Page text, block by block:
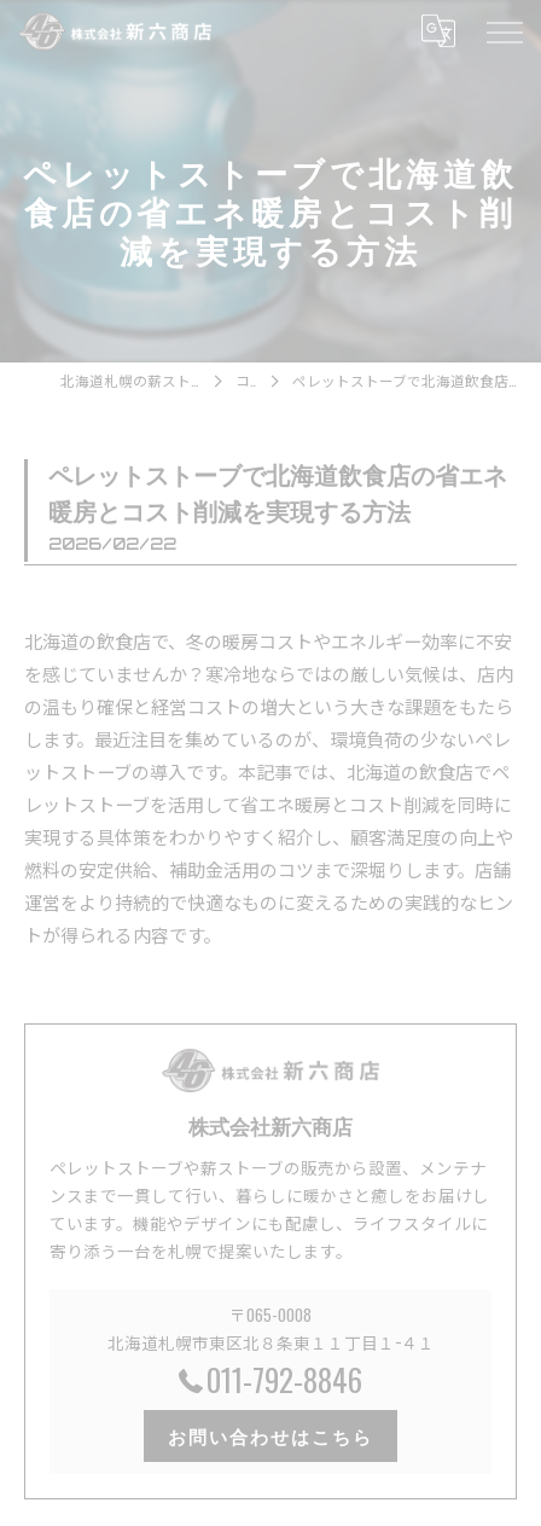
ペレットストーブで北海道飲
食店の省エネ暖房とコスト削
減を実現する方法
コラム ペレットストーブで北海道飲食店の省エネ暖房とコスト削減を実現する方法
ペレットストーブで北海道飲食店の省エネ
暖房とコスト削減を実現する方法
2026/02/22
北海道の飲食店で、冬の暖房コストやエネルギー効率に不安
を感じていませんか？寒冷地ならではの厳しい気候は、店内
の温もり確保と経営コストの増大という大きな課題をもたら
します。最近注目を集めているのが、環境負荷の少ないペレ
ットストーブの導入です。本記事では、北海道の飲食店でペ
レットストーブを活用して省エネ暖房とコスト削減を同時に
実現する具体策をわかりやすく紹介し、顧客満足度の向上や
燃料の安定供給、補助金活用のコツまで深堀りします。店舗
運営をより持続的で快適なものに変えるための実践的なヒン
トが得られる内容です。
株式会社新六商店
ペレットストーブや薪ストーブの販売から設置、メンテナ
ンスまで一貫して行い、暮らしに暖かさと癒しをお届けし
ています。機能やデザインにも配慮し、ライフスタイルに
寄り添う一台を札幌で提案いたします。
〒065-0008
北海道札幌市東区北８条東１１丁目１−４１
011-792-8846
お問い合わせはこちら